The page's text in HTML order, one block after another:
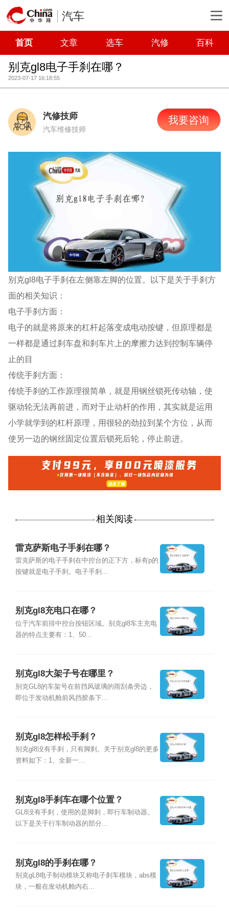
汽车
首页 文章 选车 汽修 百科
别克gl8电子手刹在哪？
2023-07-17 16:18:55
汽修技师
汽车维修技师
我要咨询
别克gl8电子手刹在左侧靠左脚的位置。以下是关于手刹方
面的相关知识：
电子手刹方面：
电子的就是将原来的杠杆起落变成电动按键，但原理都是
一样都是通过刹车盘和刹车片上的摩擦力达到控制车辆停
止的目
传统手刹方面：
传统手刹的工作原理很简单，就是用钢丝锁死传动轴，使
驱动轮无法再前进，而对于止动杆的作用，其实就是运用
小学就学到的杠杆原理，用很轻的劲拉到某个方位，从而
使另一边的钢丝固定位置后锁死后轮，停止前进。
相关阅读
雷克萨斯电子手刹在哪？
雷克萨斯的电子手刹在中控台的正下方，标有p的
按键就是电子手刹。电子手刹...
别克gl8充电口在哪？
位于汽车前排中控台按钮区域。别克gl8车主充电
器的特点主要有：1、50...
别克gl8大架子号在哪里？
别克GL8的车架号在前挡风玻璃的雨刮条旁边，
即位于发动机舱前风挡胶条下...
别克gl8怎样松手刹？
别克gl8没有手刹，只有脚刹。关于别克gl8的更多
资料如下：1、全新一...
别克gl8手刹车在哪个位置？
GL8没有手刹，使用的是脚刹，即行车制动器。
以下是关于行车制动器的部分...
别克gl8的手刹在哪？
别克gL8电子制动模块又称电子刹车模块，abs模
块，一般在发动机舱内右...